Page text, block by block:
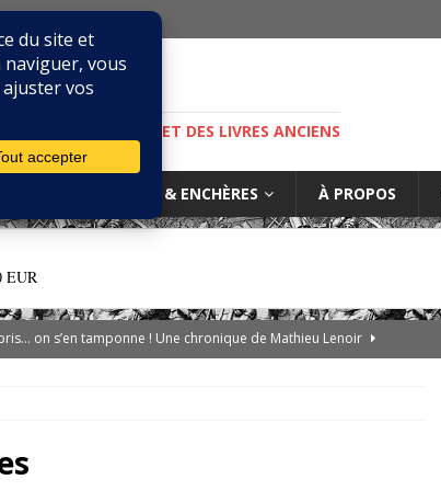
DE LA BIBLIOPHILIE ET DES LIVRES ANCIENS
MARCHÉ & ENCHÈRES À PROPOS
EUR
on s’en tamponne ! Une chronique de Mathieu Lenoir
— Livres singuliers croisés sur eBay et Catawiki